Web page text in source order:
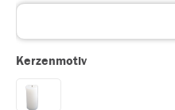
Kerzenmotiv